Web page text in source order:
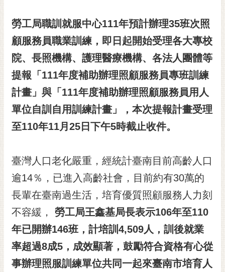
主題服務
市政資訊
市民互動
黃
偉
哲
光
花
桐
花
祭
網
站
勞工局職訓就服中心111年預計辦理35班次照
顧服務員職業訓練，即日起開始受理各大專校
院、長照機構、護理醫療機構、各法人團體等
提報「 111年度補助辦理照顧服務員專班訓練
計畫」與「 111年度補助辦理照顧服務員用人
單位自訓自用訓練計畫」，本次提報計畫受理
至110年11月 25 日下午5時截止收件。
臺灣人口老化嚴重，經統計臺南目前高齡人口
逾14％，已進入高齡社會，目前約有30萬的
長輩在臺南過生活，培育優質照顧服務人力刻
不容緩， 勞工局王鑫基局長表示106年至110
年已開辦146班，計培訓 4,509人，訓後就業
率超過8成5 ，成效顯著，鼓勵符合資格有心從
事辦理照服訓練單位共同一起來臺南市培育人